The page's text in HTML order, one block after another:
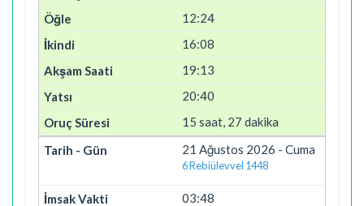
12:24
16:08
19:13
20:40
15 saat, 27 dakika
21 Ağustos 2026 - Cuma
6 Rebiülevvel 1448
03:48